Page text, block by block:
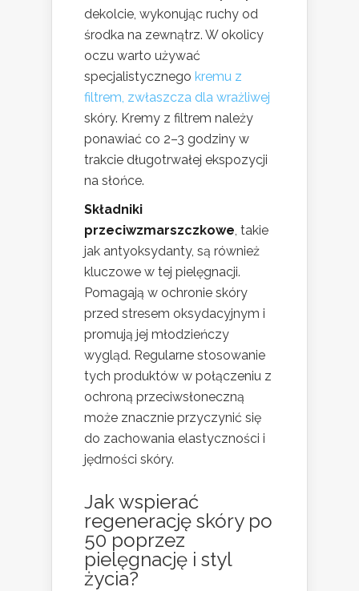
dekolcie, wykonując ruchy od
środka na zewnątrz. W okolicy
oczu warto używać
specjalistycznego kremu z
filtrem, zwłaszcza dla wrażliwej
skóry. Kremy z filtrem należy
ponawiać co 2–3 godziny w
trakcie długotrwałej ekspozycji
na słońce.
Składniki
przeciwzmarszczkowe, takie
jak antyoksydanty, są również
kluczowe w tej pielęgnacji.
Pomagają w ochronie skóry
przed stresem oksydacyjnym i
promują jej młodzieńczy
wygląd. Regularne stosowanie
tych produktów w połączeniu z
ochroną przeciwsłoneczną
może znacznie przyczynić się
do zachowania elastyczności i
jędrności skóry.
Jak wspierać
regenerację skóry po
50 poprzez
pielęgnację i styl
życia?